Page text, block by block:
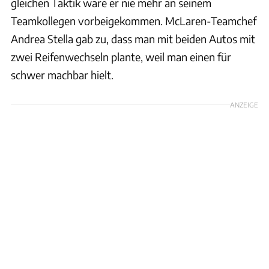
Teamkollegen vorbeigekommen. McLaren-Teamchef
Andrea Stella gab zu, dass man mit beiden Autos mit
zwei Reifenwechseln plante, weil man einen für
schwer machbar hielt.
ANZEIGE